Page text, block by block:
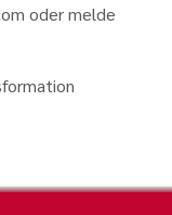
oder melde